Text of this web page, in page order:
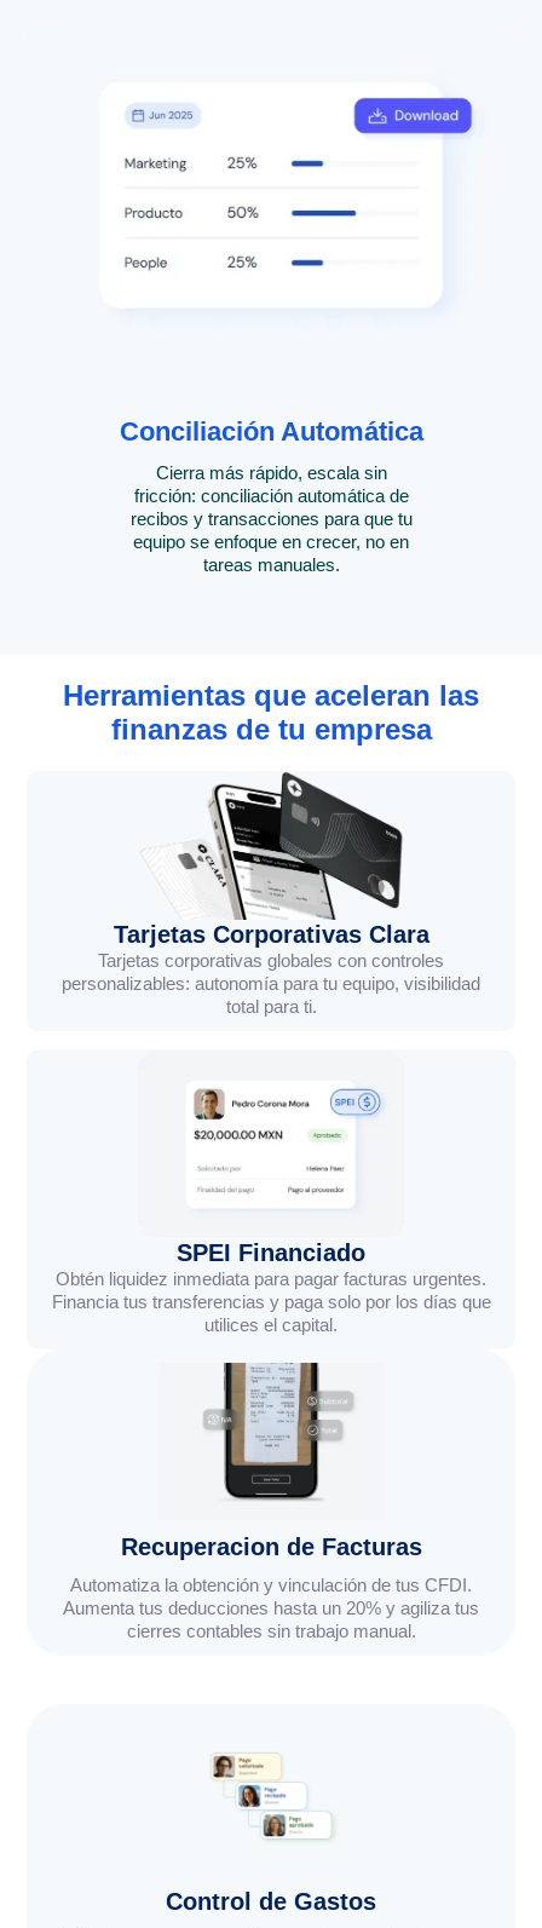
Conciliación Automática
Cierra más rápido, escala sin
fricción: conciliación automática de
recibos y transacciones para que tu
equipo se enfoque en crecer, no en
tareas manuales.
Herramientas que aceleran las
finanzas de tu empresa
Tarjetas Corporativas Clara
Tarjetas corporativas globales con controles
personalizables: autonomía para tu equipo, visibilidad
total para ti.
SPEI Financiado
Obtén liquidez inmediata para pagar facturas urgentes.
Financia tus transferencias y paga solo por los días que
utilices el capital.
Recuperacion de Facturas
Automatiza la obtención y vinculación de tus CFDI.
Aumenta tus deducciones hasta un 20% y agiliza tus
cierres contables sin trabajo manual.
Control de Gastos